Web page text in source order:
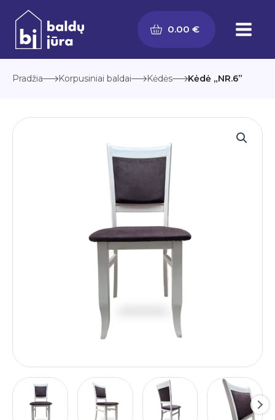
Pereiti
prie
turinio
0.00 €
Pradžia Korpusiniai baldai Kėdės Kėdė „NR.6”